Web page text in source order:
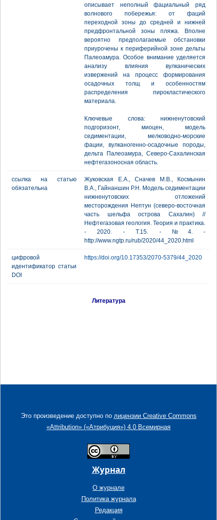
описывает неполный фациальный ряд
волнового побережья: от фаций
переходной зоны до средней и нижней
предфронтальной зоны пляжа. Вполне
вероятно предполагаемые обстановки
приурочены к периферийной зоне дельты
Палеоамура. Особое внимание уделяется
анализу влияния вулканических
извержений на процесс формирования
осадочных толщ и особенностям
распределения пирокластического
материала.
Ключевые слова: нижненутовский
подгоризонт, миоцен, модель
седиментации, мелководно-морские
фации, вулканогенно-осадочные породы,
дельта Палеоамура, Северо-Сахалинская
нефтегазоносная область.
ссылка на статью
обязательна
Жуковская Е.А., Сначев М.В., Космынин
В.А., Гайнаншин Р.Н. Модель седиментации
нижненутовских отложений
месторождения Нептун (северо-восточная
часть шельфа острова Сахалин) //
Нефтегазовая геология. Теория и практика.
- 2020. - Т.15. - №4. -
http://www.ngtp.ru/rub/2020/44_2020.html
цифровой
идентификатор статьи
DOI
https://doi.org/10.17353/2070-5379/44_2020
Литература
Это произведение доступно по лицензии Creative Commons
«Attribution» («Атрибуция») 4.0 Всемирная
Журнал
О журнале
Политика журнала
Редакция